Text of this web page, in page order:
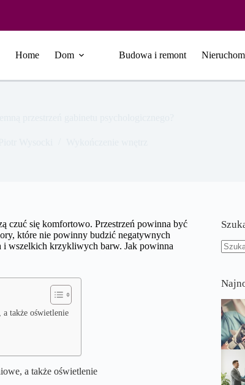
Home Dom Budowa i remont
czuć się komfortowo. Przestrzeń powinna być
które nie powinny budzić negatywnych
i wszelkich krzykliwych barw. Jak powinna
także oświetlenie
a także oświetlenie